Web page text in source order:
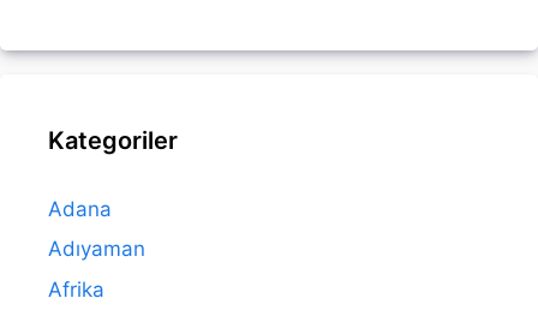
Kategoriler
Adana
Adıyaman
Afrika